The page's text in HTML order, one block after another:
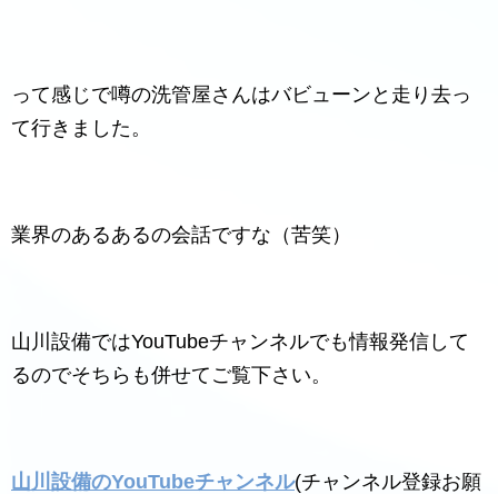
って感じで噂の洗管屋さんはバビューンと走り去っ
て行きました。
業界のあるあるの会話ですな（苦笑）
山川設備ではYouTubeチャンネルでも情報発信して
るのでそちらも併せてご覧下さい。
山川設備のYouTubeチャンネル(チャンネル登録お願